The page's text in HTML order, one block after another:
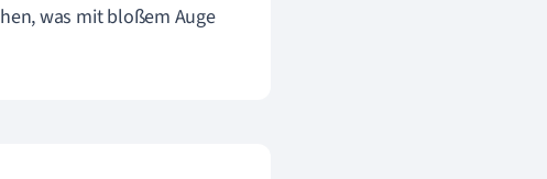
was mit bloßem Auge